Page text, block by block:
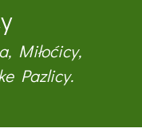
Miłoćicy,
Pazlicy.